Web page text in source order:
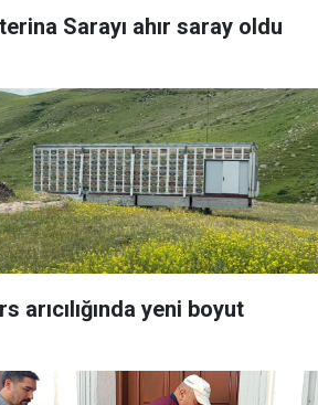
Sarayı ahır saray oldu
arıcılığında yeni boyut